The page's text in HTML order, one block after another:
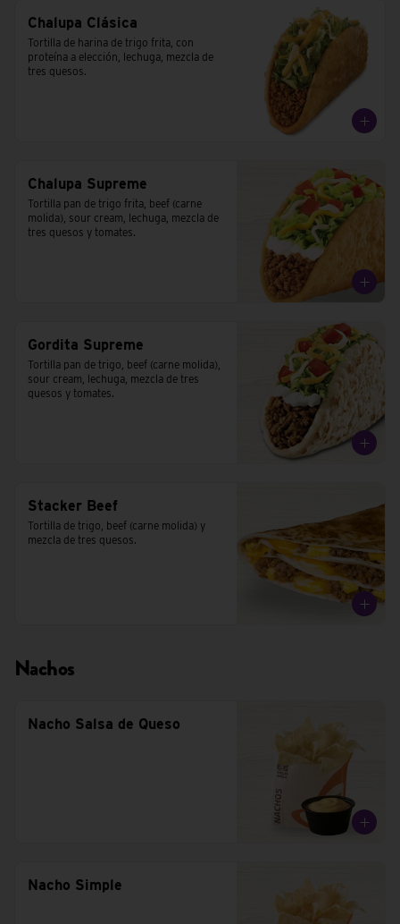
Chalupa Clásica
Tortilla de harina de trigo frita, con
proteína a elección, lechuga, mezcla de
tres quesos.
Chalupa Supreme
Tortilla pan de trigo frita, beef (carne
molida), sour cream, lechuga, mezcla de
tres quesos y tomates.
Gordita Supreme
Tortilla pan de trigo, beef (carne molida),
sour cream, lechuga, mezcla de tres
quesos y tomates.
Stacker Beef
Tortilla de trigo, beef (carne molida) y
mezcla de tres quesos.
Nachos
Nacho Salsa de Queso
Nacho Simple